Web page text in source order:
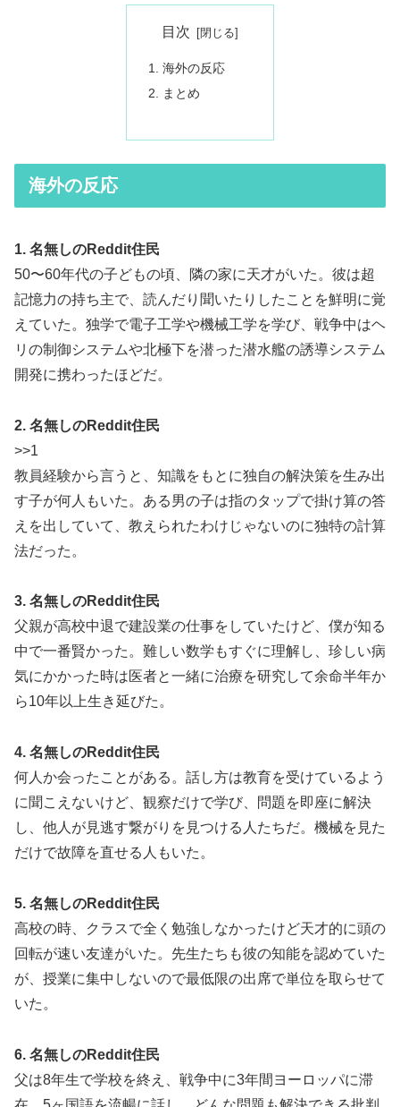
目次
海外の反応
まとめ
海外の反応
1. 名無しのReddit住民
50〜60年代の子どもの頃、隣の家に天才がいた。彼は超
記憶力の持ち主で、読んだり聞いたりしたことを鮮明に覚
えていた。独学で電子工学や機械工学を学び、戦争中はヘ
リの制御システムや北極下を潜った潜水艦の誘導システム
開発に携わったほどだ。
2. 名無しのReddit住民
>>1
教員経験から言うと、知識をもとに独自の解決策を生み出
す子が何人もいた。ある男の子は指のタップで掛け算の答
えを出していて、教えられたわけじゃないのに独特の計算
法だった。
3. 名無しのReddit住民
父親が高校中退で建設業の仕事をしていたけど、僕が知る
中で一番賢かった。難しい数学もすぐに理解し、珍しい病
気にかかった時は医者と一緒に治療を研究して余命半年か
ら10年以上生き延びた。
4. 名無しのReddit住民
何人か会ったことがある。話し方は教育を受けているよう
に聞こえないけど、観察だけで学び、問題を即座に解決
し、他人が見逃す繋がりを見つける人たちだ。機械を見た
だけで故障を直せる人もいた。
5. 名無しのReddit住民
高校の時、クラスで全く勉強しなかったけど天才的に頭の
回転が速い友達がいた。先生たちも彼の知能を認めていた
が、授業に集中しないので最低限の出席で単位を取らせて
いた。
6. 名無しのReddit住民
父は8年生で学校を終え、戦争中に3年間ヨーロッパに滞